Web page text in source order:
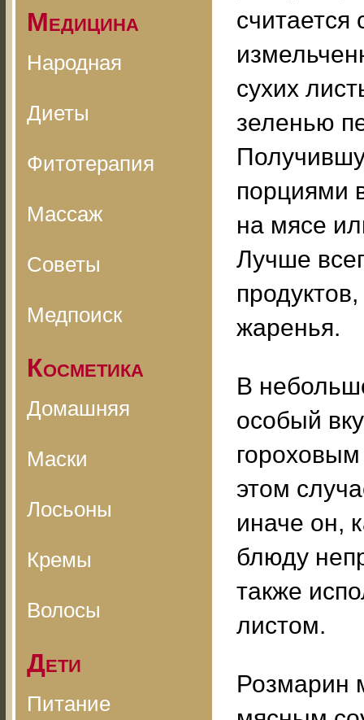
Медицина
Народная
Диеты
Фитотерапия
Массаж
Советы
Медпоиск
Косметика
Домашняя
Маски
Лосьоны
Кремы
Волосы
Дети
Питание
сухих
зеленью
порциями
на мясе
Лучше
жаренья.
В
особый
этом
иначе он,
блюду
также
листом.
Розмарин